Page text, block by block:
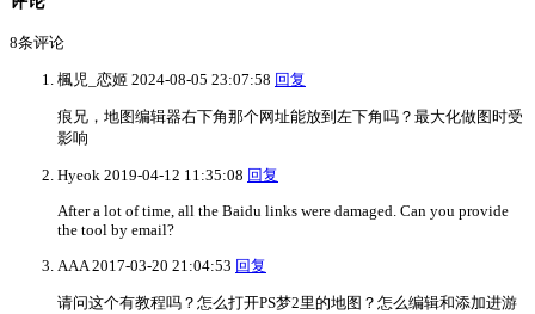
8条评论
楓児_恋姬 2024-08-05 23:07:58 回复
痕兄，地图编辑器右下角那个网址能放到左下角吗？最大化做图时受
影响
Hyeok 2019-04-12 11:35:08 回复
After a lot of time, all the Baidu links were damaged. Can you provide
the tool by email?
AAA 2017-03-20 21:04:53 回复
请问这个有教程吗？怎么打开PS梦2里的地图？怎么编辑和添加进游